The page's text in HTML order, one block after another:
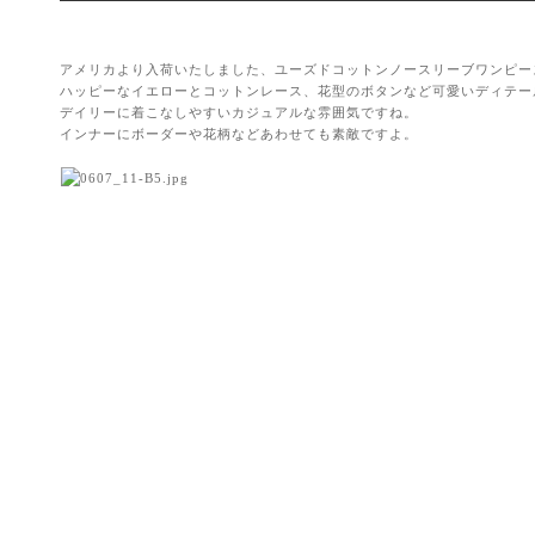
アメリカより入荷いたしました、ユーズドコットンノースリーブワンピー
ハッピーなイエローとコットンレース、花型のボタンなど可愛いディテー
デイリーに着こなしやすいカジュアルな雰囲気ですね。
インナーにボーダーや花柄などあわせても素敵ですよ。